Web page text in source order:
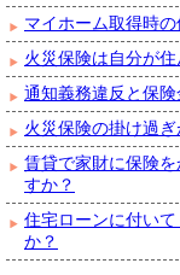
マイホーム取得時
火災保険は自分が
通知義務違反と保
火災保険の掛け過
賃貸で家財に保険
すか？
住宅ローンに付い
か？